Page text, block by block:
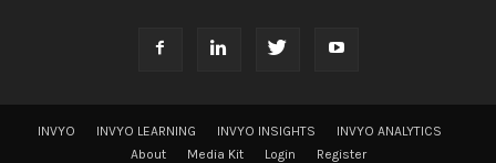
INVYO INVYO LEARNING INVYO INSIGHTS
INVYO ANALYTICS
About
Media Kit Login Register